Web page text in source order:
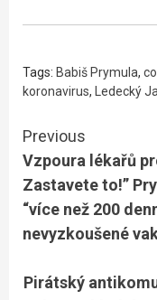
Tags: Babiš Prymula,
koronavirus, Ledecký
Continue
Reading
Previous
Vzpoura lékařů
Zastavete to!”
“více než 200
nevyzkoušené
Pirátský